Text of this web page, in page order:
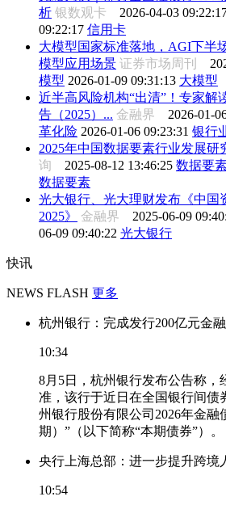
析 银数观卡 2026-04-03
09:22:17 信用卡
大模型国家标准落地，AGI下半
模型应用场景 证券市场周刊
模型 2026-01-09 09:31:13 大模型
近半高风险机构“出清”！专家解
告（2025）... 金融界 2026-01-
革化险 2026-01-06 09:23:31 银行
2025年中国数据要素行业发展研
询 2025-08-12 13:46:25 数据要
数据要素
光大银行、光大理财发布《中国
2025》
金融界 2025-06-09
06-09 09:40:22 光大银行
快讯
NEWS FLASH 更多
杭州银行：完成发行200亿元金
10:34
8月5日，杭州银行发布公告称，
准，该行于近日在全国银行间债
州银行股份有限公司2026年金融
期）”（以下简称“本期债券”）。
央行上海总部：进一步提升跨境
10:54